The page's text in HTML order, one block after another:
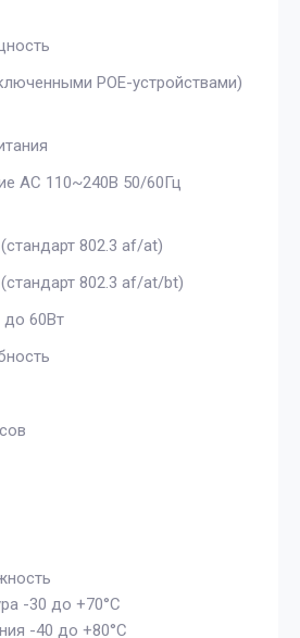
POE-устройствами)
AC 110~240В 50/60Гц
802.3 af/at)
802.3 af/at/bt)
до 60Вт
-30 до +70°С
-40 до +80°С